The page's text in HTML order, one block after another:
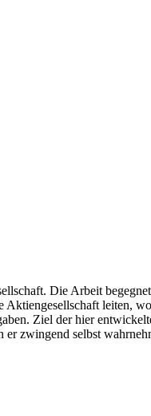
Die Arbeit
leiten,
Ziel der hier
zwingend selbst